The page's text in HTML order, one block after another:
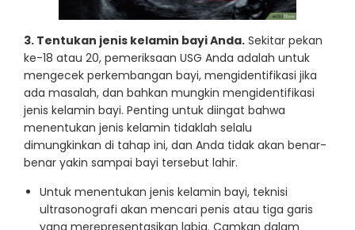
3. Tentukan jenis kelamin bayi Anda. Sekitar pekan
ke-18 atau 20, pemeriksaan USG Anda adalah untuk
mengecek perkembangan bayi, mengidentifikasi jika
ada masalah, dan bahkan mungkin mengidentifikasi
jenis kelamin bayi. Penting untuk diingat bahwa
menentukan jenis kelamin tidaklah selalu
dimungkinkan di tahap ini, dan Anda tidak akan benar-
benar yakin sampai bayi tersebut lahir.
Untuk menentukan jenis kelamin bayi, teknisi
ultrasonografi akan mencari penis atau tiga garis
yang merepresentasikan labia. Camkan dalam